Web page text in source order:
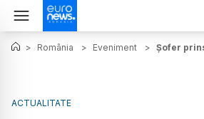
> România > Eveniment > Șofer
ACTUALITATE